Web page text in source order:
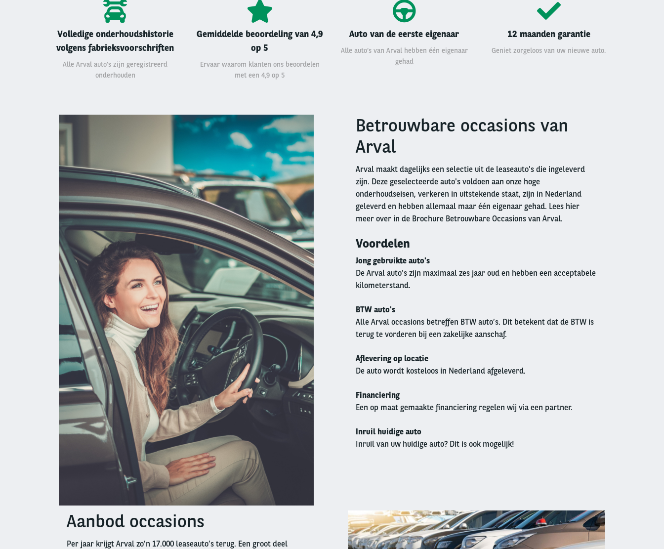
Volledige onderhoudshistorie
volgens fabrieksvoorschriften
Alle Arval auto’s zijn geregistreerd
onderhouden
Gemiddelde beoordeling van 4,9
op 5
Ervaar waarom klanten ons beoordelen
met een 4,9 op 5
Auto van de eerste eigenaar
Alle auto’s van Arval hebben één eigenaar
gehad
12 maanden garantie
Geniet zorgeloos van uw nieuwe auto.
column
Right
columnBetrouwbare occasions van
Arval
Arval maakt dagelijks een selectie uit de leaseauto's die ingeleverd
zijn. Deze geselecteerde auto's voldoen aan onze hoge
onderhoudseisen, verkeren in uitstekende staat, zijn in Nederland
geleverd en hebben allemaal maar één eigenaar gehad. Lees hier
meer over in de Brochure Betrouwbare Occasions van Arval.
Voordelen
Jong gebruikte auto's
De Arval auto’s zijn maximaal zes jaar oud en hebben een acceptabele
kilometerstand.
BTW auto's
Alle Arval occasions betreffen BTW auto’s. Dit betekent dat de BTW is
terug te vorderen bij een zakelijke aanschaf.
Aflevering op locatie
De auto wordt kosteloos in Nederland afgeleverd.
Financiering
Een op maat gemaakte financiering regelen wij via een partner.
Inruil huidige auto
Inruil van uw huidige auto? Dit is ook mogelijk!
columnAanbod occasions
Per jaar krijgt Arval zo’n 17.000 leaseauto’s terug. Een groot deel
Right
column